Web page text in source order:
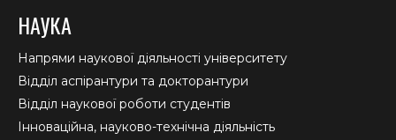
НАУКА
Напрями наукової діяльності університету
Відділ аспірантури та докторантури
Відділ наукової роботи студентів
Інноваційна, науково-технічна діяльність